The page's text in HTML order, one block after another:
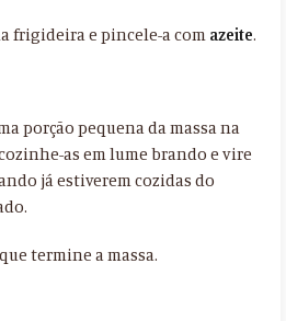
frigideira e pincele-a com azeite.⁣
porção pequena da massa na
as em lume brando e vire
já estiverem cozidas do
termine a massa.